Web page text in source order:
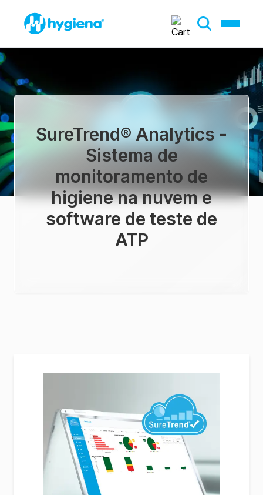
SureTrend® Analytics -
Sistema de
monitoramento de
higiene na nuvem e
software de teste de
ATP